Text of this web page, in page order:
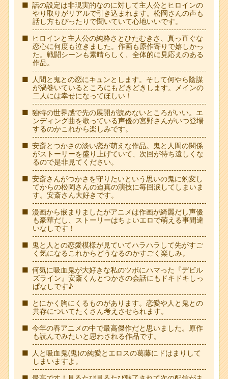
話の設定は非現実的なのに対して主人公とヒロインの
やり取りがリアルで引き込まれます。松岡さんの声も
話し方もぴったりで聞いていて心地いいです。
ヒロインと主人公の純粋さとひたむきさ、真っ直ぐな
恋心に何度も泣きました。作画も原作寄りで嬉しかっ
た。戦闘シーンも素晴らしく、全体的に見応えのある
作品。
人間と鬼との恋にキュンとします。そして何やら陰謀
が渦巻いているところにもどきどきします。メインの
二人には幸せになってほしい！
独特の世界感で先の展開が読めないところがいい。エ
ンディング曲を歌っている声優の宮野さんがいつ登場
するのかこれから楽しみです。
安斎とつかさの淡い恋が萌えな作品。鬼と人間の関係
がストーリーを盛り上げていて、次回が待ち遠しくな
るので是非見てください。
安斎さんがつかさを守りたいという思いの鬼に豹変し
てからの松岡さんの迫真の演技に毎回涙してしまいま
す。安斎さん大好きです。
漫画から嵌まりましたがアニメは作画が綺麗だし声優
も豪華だし、ストーリーはちょいエロで萌える事間違
いなしです！
鬼と人との恋愛模様が見ていてハラハラして先がすご
く気になるこれからどうなるのかすごく楽しみ。
何気に吸血鬼が大好きな私のツボにハマった『デビル
ズライン』安斎くんとつかさの会話にもドキドキしっ
ぱなしです♪
とにかく胸にくるものがあります。恋愛や人と鬼との
共存についてたくさん考えさせられます。
今年の春アニメの中で最高傑作だと思いました。原作
も読んでみたいと思わされる作品です。
人と吸血鬼(鬼)の純愛とエロスの葛藤にドはまりして
しまいますよ。